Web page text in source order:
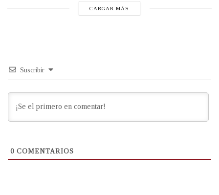
CARGAR MÁS
Suscribir
0 COMENTARIOS